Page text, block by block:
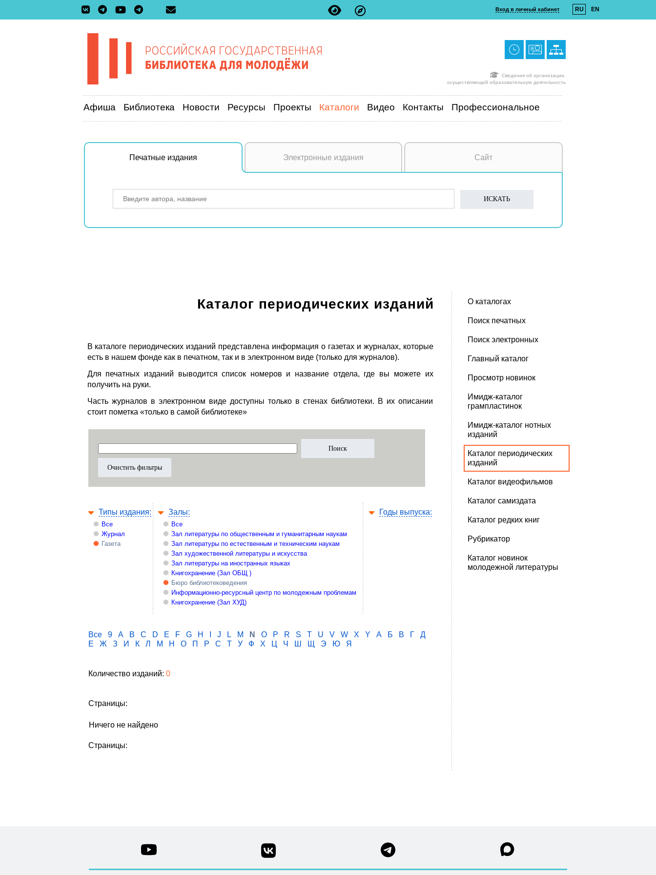
Вход в личный кабинет RU EN
Сведения об организации,
осуществляющей образовательную деятельность
Афиша Библиотека Новости Ресурсы Проекты Каталоги Видео Контакты Профессиональное
Печатные издания Электронные издания Сайт
Каталог периодических изданий
В каталоге периодических изданий представлена информация о газетах и журналах, которые
есть в нашем фонде как в печатном, так и в электронном виде (только для журналов).
Для печатных изданий выводится список номеров и название отдела, где вы можете их
получить на руки.
Часть журналов в электронном виде доступны только в стенах библиотеки. В их описании
стоит пометка «только в самой библиотеке»
Типы издания:
Все
Журнал
Газета
Залы:
Все
Зал литературы по общественным и гуманитарным наукам
Зал литературы по естественным и техническим наукам
Зал художественной литературы и искусства
Зал литературы на иностранных языках
Книгохранение (Зал ОБЩ )
Бюро библиотековедения
Информационно-ресурсный центр по молодежным проблемам
Книгохранение (Зал ХУД)
Годы выпуска:
Все 9 A B C D E F G H J L M N O P R S T U V W X Y А Б В Г
Д
Е
Ж З И К Л М Н О П Р С Т У Ф Х Ц Ч Ш Щ Э Ю Я
Количество изданий: 0
Страницы:
Ничего не найдено
Страницы:
О каталогах
Поиск печатных
Поиск электронных
Главный каталог
Просмотр новинок
Имидж-каталог
грампластинок
Имидж-каталог нотных
изданий
Каталог периодических
изданий
Каталог видеофильмов
Каталог самиздата
Каталог редких книг
Рубрикатор
Каталог новинок
молодежной литературы